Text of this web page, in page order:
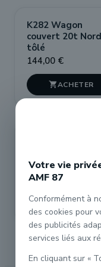
K282 Wagon
couvert 20t Nord
tôlé
144,00 €

150,00 €

Votre vie
AMF 87
Conformément à
des cookies pour
des publicités
services liés aux
En cliquant sur «